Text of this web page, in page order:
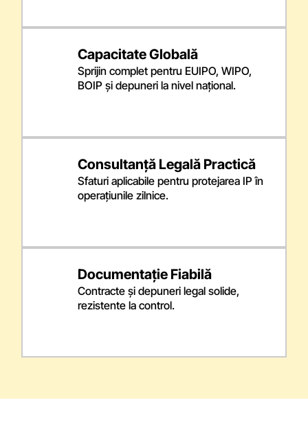
Capacitate Globală
Sprijin complet pentru EUIPO, WIPO,
BOIP și depuneri la nivel național.
Consultanță Legală Practică
Sfaturi aplicabile pentru protejarea IP în
operațiunile zilnice.
Documentație Fiabilă
Contracte și depuneri legal solide,
rezistente la control.